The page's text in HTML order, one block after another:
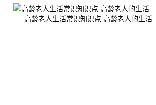
高龄老人生活常识知识点 高龄老人的生活